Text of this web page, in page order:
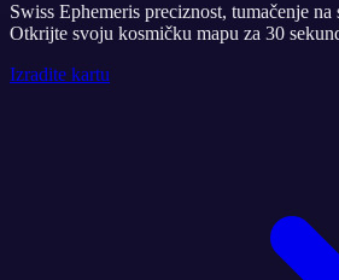
Swiss Ephemeris preciznost, tumačenje
Otkrijte svoju kosmičku mapu za 30
Izradite kartu